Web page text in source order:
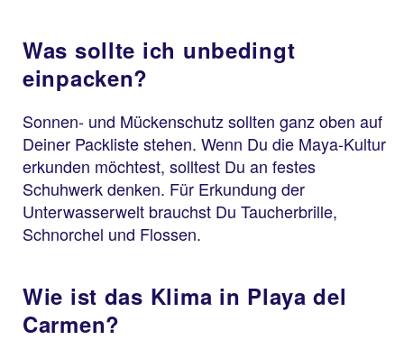
Was sollte ich unbedingt
einpacken?
Sonnen- und Mückenschutz sollten ganz oben auf
Deiner Packliste stehen. Wenn Du die Maya-Kultur
erkunden möchtest, solltest Du an festes
Schuhwerk denken. Für Erkundung der
Unterwasserwelt brauchst Du Taucherbrille,
Schnorchel und Flossen.
Wie ist das Klima in Playa del
Carmen?